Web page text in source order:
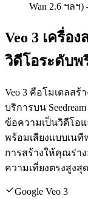
Wan 2.6 ฯล
Veo 3 เครื่อ
วิดีโอระดับพ
Veo 3 คือโมเดลสร้
บริการบน
ข้อความเป็นวิดีโอ
พร้อมเสียงแบบเน
การสร้างให้คุณร่าง
ความเที่ยงตรงสูง
Google Veo 3